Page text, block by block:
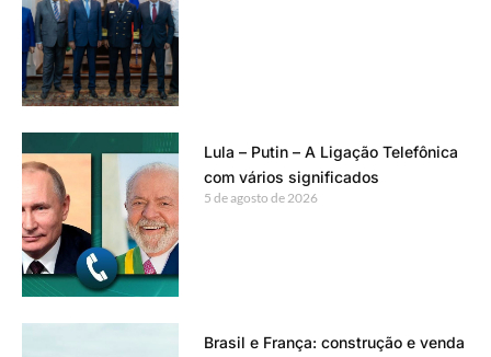
Lula – Putin – A Ligação Telefônica
com vários significados
5 de agosto de 2026
Brasil e França: construção e venda